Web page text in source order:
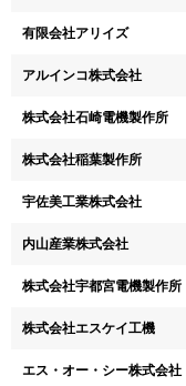
有限会社アリイズ
アルインコ株式会社
株式会社石崎電機製作所
株式会社稲葉製作所
宇佐美工業株式会社
内山産業株式会社
株式会社宇都宮電機製作所
株式会社エスケイ工機
エス・オー・シー株式会社